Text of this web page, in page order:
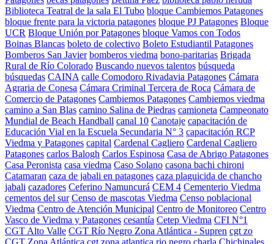
Biblioteca Teatral de la sala El Tubo bloque Cambiemos Patagones
bloque frente para la victoria patagones bloque PJ Patagones Bloque
UCR Bloque Unión por Patagones bloque Vamos con Todos
Boinas Blancas boleto de colectivo Boleto Estudiantil Patagones
Bomberos San Javier bomberos viedma bono-paritarias Brigada
Rural de Río Colorado Buscando nuevos talentos búsqueda
búsquedas CAINA calle Comodoro Rivadavia Patagones Cámara
Agraria de Conesa Cámara Criminal Tercera de Roca Cámara de
Comercio de Patagones Cambiemos Patagones Cambiemos viedma
camino a San Blas camino Salina de Piedras camioneta Campeonato
Mundial de Beach Handball canal 10 Canotaje capacitación de
Educación Vial en la Escuela Secundaria N° 3 capacitación RCP
Viedma y Patagones capital Cardenal Cagliero Cardenal Cagliero
Patagones carlos Balogh Carlos Espinosa Casa de Abrigo Patagones
Casa Peronista casa viedma Caso Solano casona bachi chironi
Catamaran caza de jabali en patagones caza plaguicida de chancho
jabali cazadores Ceferino Namuncurá CEM 4 Cementerio Viedma
cementos del sur Censo de mascotas Viedma Censo poblacional
Viedma Centro de Atención Municipal Centro de Monitoreo Centro
Vasco de Viedma y Patagones cesantía Cetep Viedma CFI N°1
CGT Alto Valle CGT Río Negro Zona Atlántica - Supren cgt zo
CGT Zona Atlántica cgt zona atlantica rio negro charla Chichinales